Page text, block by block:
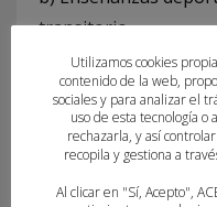
transitorio.
c) Otras
superiores
español:
– Curso de
Utilizamos cookies
contenido de la web,
sociales y para analizar el
uso de esta tecnología
rechazarla, y así
recopila y gestiona a
Al clicar en "Sí, Acepto",